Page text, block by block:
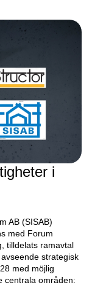
i
AB (SISAB)
med Forum
tilldelats ramavtal
strategisk
med möjlig
centrala områden: